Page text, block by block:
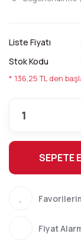
Liste Fiyatı
Stok Kodu
* 136,25 TL den
SEPETE
Fiyat